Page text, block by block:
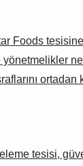
Foods
ortadan
tesisi,